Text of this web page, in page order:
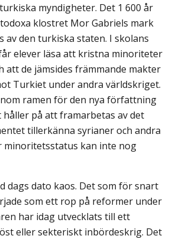
myndigheter. Det 1 600 år
klostret Mor Gabriels mark
av den turkiska staten. I skolans
elever läsa att kristna minoriteter
att de jämsides främmande makter
Turkiet under andra världskriget.
ramen för den nya författning
på att framarbetas av det
tillerkänna syrianer och andra
minoritetsstatus kan inte nog
dags dato kaos. Det som för snart
som ett rop på reformer under
har idag utvecklats till ett
eller sekteriskt inbördeskrig. Det